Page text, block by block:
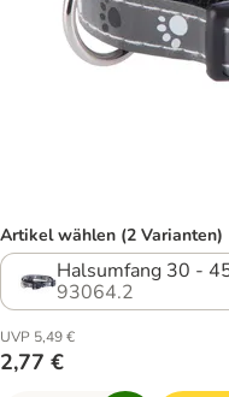
Artikel wählen (2 Varianten)
Halsumfang 30 -
93064.2
UVP 5,49 €
2,77 €